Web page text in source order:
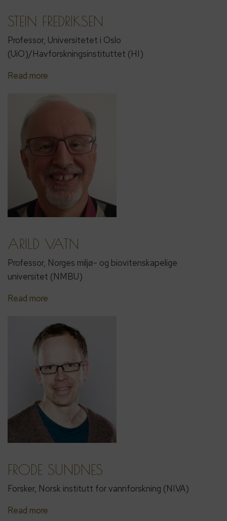
STEIN FREDRIKSEN
Professor, Universitetet i Oslo
(UiO)/Havforskningsinstituttet (HI)
Read more
ARILD VATN
Professor, Norges miljø- og biovitenskapelige
universitet (NMBU)
Read more
FRODE SUNDNES
Forsker, Norsk institutt for vannforskning (NIVA)
Read more